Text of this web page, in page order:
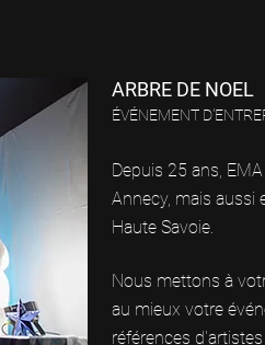
ARBRE DE NOEL
ÉVÉNEMENT
Depuis 25 ans,
Annecy, mais aussi
Haute Savoie.
Nous mettons à
au mieux votre
références